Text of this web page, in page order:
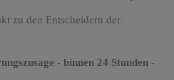
zu den Entscheidern der
- binnen 24 Stunden-